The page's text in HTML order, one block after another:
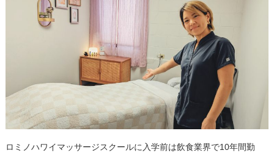
ロミノハワイマッサージスクールに入学前は飲食業界で10年間勤